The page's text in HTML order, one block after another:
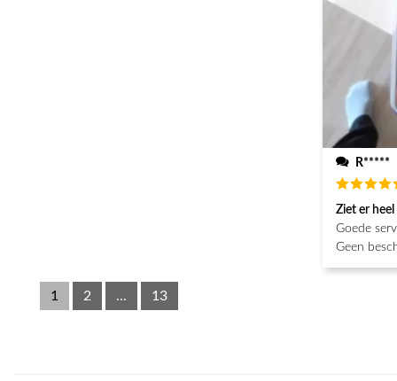
R*****
Beoordeeld
5van de 5
Ziet er
Goede
Geen
1 2 ... 13